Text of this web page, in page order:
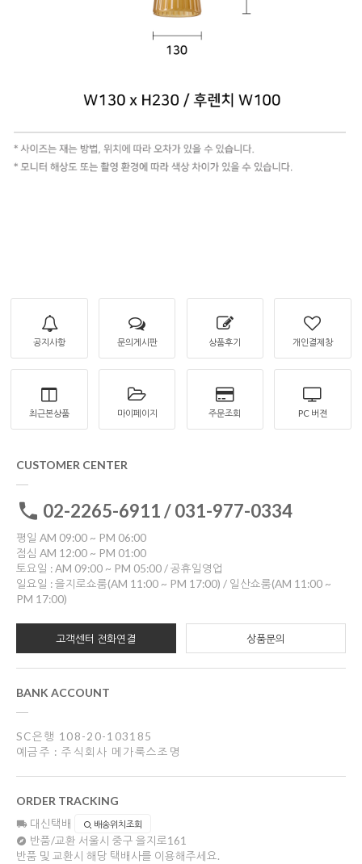
공지사항 문의게시판 상품후기 개인결제창
최근본상품 마이페이지 주문조회 PC 버젼
CUSTOMER CENTER
02-2265-6911 / 031-977-0334
평일 AM 09:00 ~ PM 06:00
점심 AM 12:00 ~ PM 01:00
토요일 : AM 09:00 ~ PM 05:00 / 공휴일영업
일요일 : 을지로쇼룸(AM 11:00 ~ PM 17:00) / 일산쇼룸(AM 11:00 ~
PM 17:00)
고객센터 전화연결 상품문의
BANK ACCOUNT
SC은행 108-20-103185
예금주 : 주식회사 메가룩스조명
ORDER TRACKING
대신택배 배송위치조회
반품/교환 서울시 중구 을지로161
반품 및 교환시 해당 택배사를 이용해주세요.